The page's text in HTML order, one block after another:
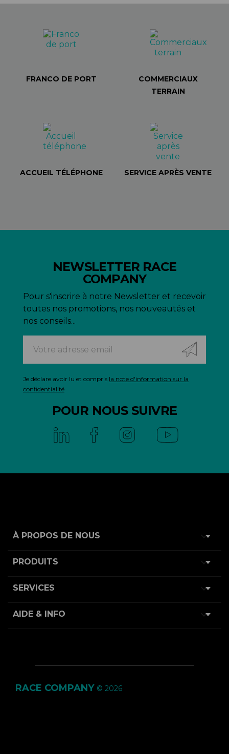
FRANCO DE PORT
COMMERCIAUX
TERRAIN
ACCUEIL TÉLÉPHONE SERVICE APRÈS VENTE
NEWSLETTER RACE
COMPANY
Pour s'inscrire à notre Newsletter et recevoir
toutes nos promotions, nos nouveautés et
nos conseils...
Je déclare avoir lu et compris la note d'information sur la
confidentialité
POUR NOUS SUIVRE
À PROPOS DE NOUS 
PRODUITS 
SERVICES 
AIDE & INFO 
RACE COMPANY © 2026